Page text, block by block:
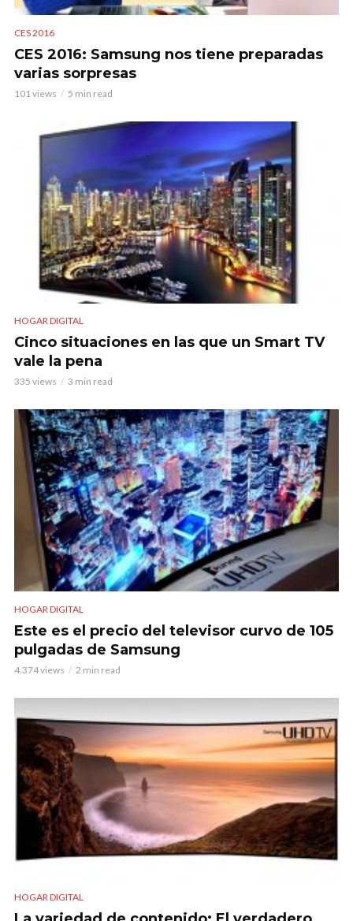
CES 2016
CES 2016: Samsung nos tiene preparadas
varias sorpresas
101 views 5 min read
HOGAR DIGITAL
Cinco situaciones en las que un Smart TV
vale la pena
335 views 3 min read
HOGAR DIGITAL
Este es el precio del televisor curvo de 105
pulgadas de Samsung
4.374 views 2 min read
HOGAR DIGITAL